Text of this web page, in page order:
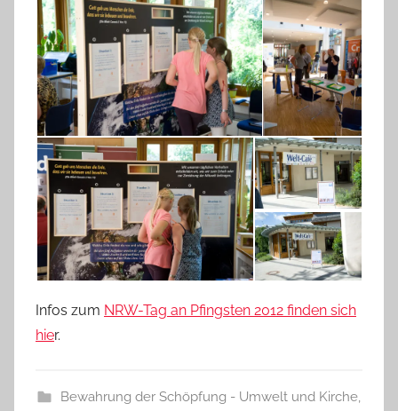
Infos zum NRW-Tag an Pfingsten 2012 finden sich
hier.
Bewahrung der Schöpfung - Umwelt und Kirche,